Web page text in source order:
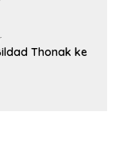
Thonak ke